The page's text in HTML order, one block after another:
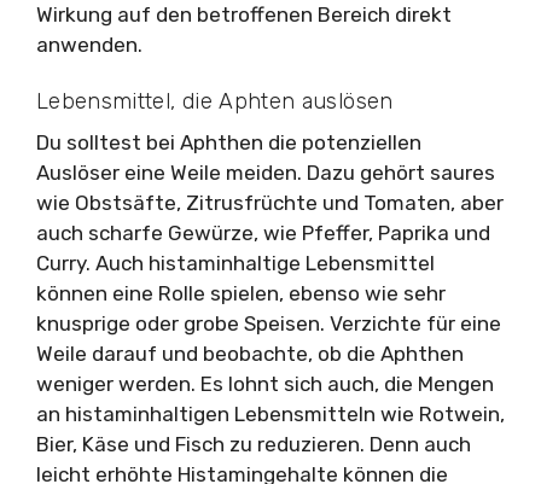
Wirkung auf den betroffenen Bereich direkt
anwenden.
Lebensmittel, die Aphten auslösen
Du solltest bei Aphthen die potenziellen
Auslöser eine Weile meiden. Dazu gehört saures
wie Obstsäfte, Zitrusfrüchte und Tomaten, aber
auch scharfe Gewürze, wie Pfeffer, Paprika und
Curry. Auch histaminhaltige Lebensmittel
können eine Rolle spielen, ebenso wie sehr
knusprige oder grobe Speisen. Verzichte für eine
Weile darauf und beobachte, ob die Aphthen
weniger werden. Es lohnt sich auch, die Mengen
an histaminhaltigen Lebensmitteln wie Rotwein,
Bier, Käse und Fisch zu reduzieren. Denn auch
leicht erhöhte Histamingehalte können die